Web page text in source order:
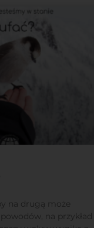
na drugą może
na przykład